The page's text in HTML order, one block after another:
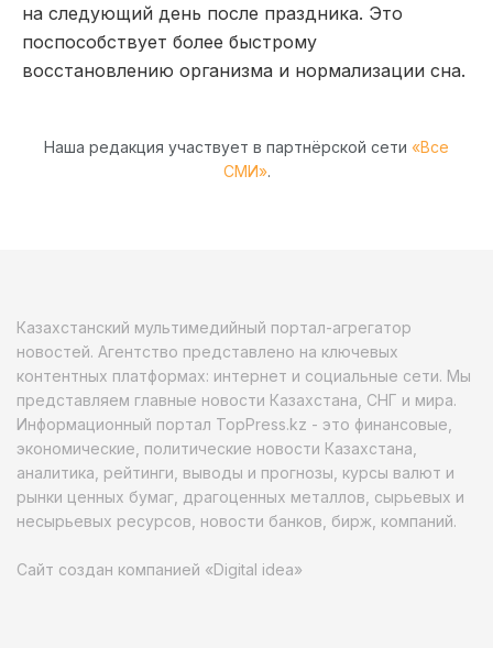
на следующий день после праздника. Это
поспособствует более быстрому
восстановлению организма и нормализации сна.
Наша редакция участвует в партнёрской сети «Все
СМИ».
Казахстанский мультимедийный портал-агрегатор
новостей. Агентство представлено на ключевых
контентных платформах: интернет и социальные сети. Мы
представляем главные новости Казахстана, СНГ и мира.
Информационный портал TopPress.kz - это финансовые,
экономические, политические новости Казахстана,
аналитика, рейтинги, выводы и прогнозы, курсы валют и
рынки ценных бумаг, драгоценных металлов, сырьевых и
несырьевых ресурсов, новости банков, бирж, компаний.
Сайт создан компанией «Digital idea»